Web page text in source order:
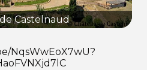
Castelnaud
NqsWwEoX7wU?